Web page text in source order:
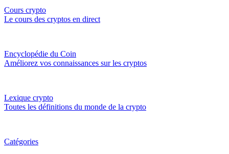
Cours crypto
Le cours des cryptos en direct
Encyclopédie du Coin
Améliorez vos connaissances sur les cryptos
Lexique crypto
Toutes les définitions du monde de la crypto
Catégories